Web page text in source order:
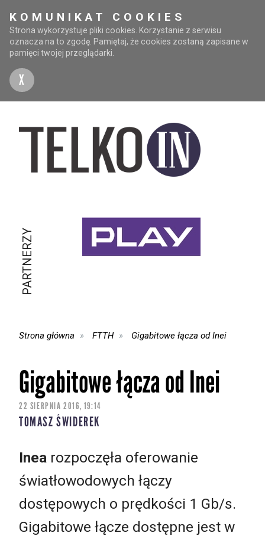
KOMUNIKAT COOKIES
Strona wykorzystuje pliki cookies. Korzystanie z serwisu
oznacza na to zgodę. Pamiętaj, że cookies zostaną zapisane w
pamięci twojej przeglądarki.
X
PARTNERZY
Strona główna FTTH Gigabitowe łącza od Inei
Gigabitowe łącza od Inei
22 SIERPNIA 2016, 19:14
TOMASZ ŚWIDEREK
Inea rozpoczęła oferowanie
światłowodowych łączy
dostępowych o prędkości 1 Gb/s.
Gigabitowe łącze dostępne jest w